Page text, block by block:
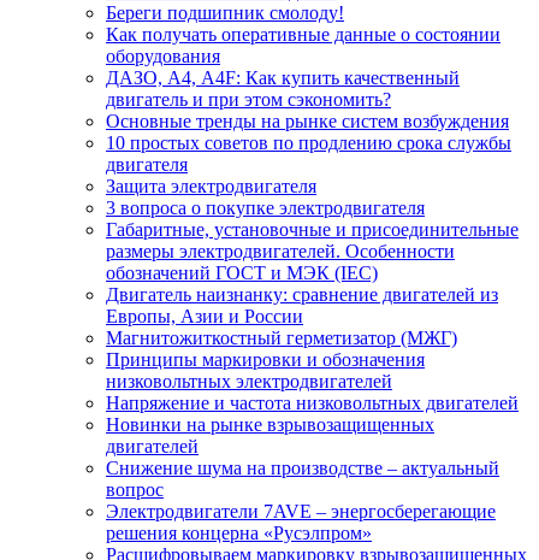
Береги подшипник смолоду!
Как получать оперативные данные о состоянии
оборудования
ДАЗО, А4, А4F: Как купить качественный
двигатель и при этом сэкономить?
Основные тренды на рынке систем возбуждения
10 простых советов по продлению срока службы
двигателя
Защита электродвигателя
3 вопроса о покупке электродвигателя
Габаритные, установочные и присоединительные
размеры электродвигателей. Особенности
обозначений ГОСТ и МЭК (IEC)
Двигатель наизнанку: сравнение двигателей из
Европы, Азии и России
Магнитожиткостный герметизатор (МЖГ)
Принципы маркировки и обозначения
низковольтных электродвигателей
Напряжение и частота низковольтных двигателей
Новинки на рынке взрывозащищенных
двигателей
Снижение шума на производстве – актуальный
вопрос
Электродвигатели 7AVE – энергосберегающие
решения концерна «Русэлпром»
Расшифровываем маркировку взрывозащищенных